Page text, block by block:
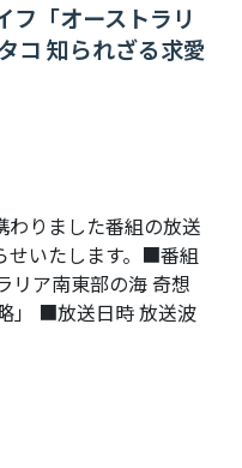
フ「オーストラリ
コ 知られざる求愛
わりました番組の放送
せいたします。■番組
リア南東部の海 奇想
」 ■放送日時 放送波